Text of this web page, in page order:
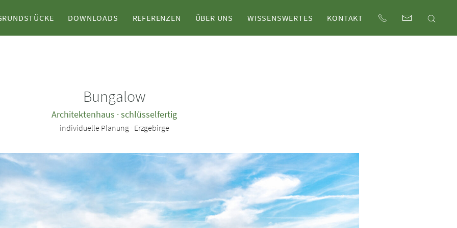
DOWNLOADS REFERENZEN ÜBER UNS WISSENSWERTES KONTAKT
Bungalow
Architektenhaus · schlüsselfertig
individuelle Planung · Erzgebirge